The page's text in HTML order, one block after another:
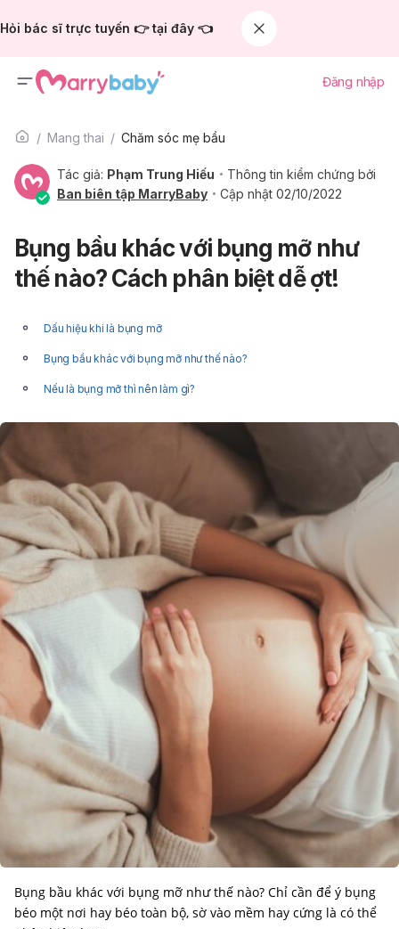
Hỏi bác sĩ trực tuyến 👉 tại đây 👈
Đăng nhập
Mang thai Chăm sóc mẹ bầu
Tác giả: Phạm Trung Hiếu
Thông tin kiểm chứng bởi
Ban biên tập MarryBaby
Cập nhật 02/10/2022
Bụng bầu khác với bụng mỡ như
thế nào? Cách phân biệt dễ ợt!
Dấu hiệu khi là bụng mỡ
Bụng bầu khác với bụng mỡ như thế nào?
Nếu là bụng mỡ thì nên làm gì?
Bụng bầu khác với bụng mỡ như thế nào? Chỉ cần để ý bụng
béo một nơi hay béo toàn bộ, sờ vào mềm hay cứng là có thể